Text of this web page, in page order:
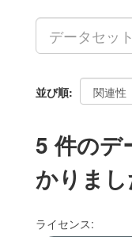
並び順
5 件のデ
かりまし
ライセンス: